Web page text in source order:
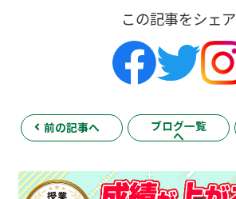
この記事をシェア
前の記事へ ブログ一覧
へ